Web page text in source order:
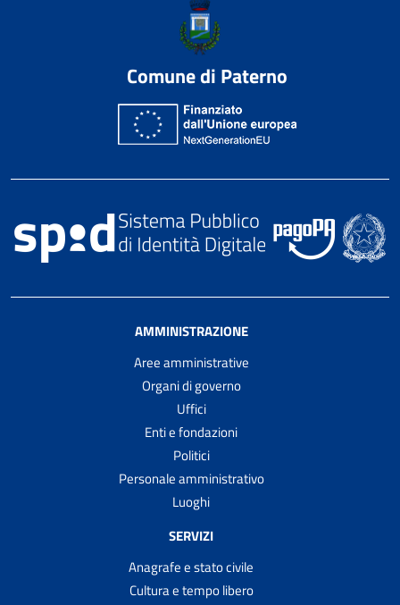
Comune di Paterno
AMMINISTRAZIONE
Aree amministrative
Organi di governo
Uffici
Enti e fondazioni
Politici
Personale amministrativo
Luoghi
SERVIZI
Anagrafe e stato civile
Cultura e tempo libero